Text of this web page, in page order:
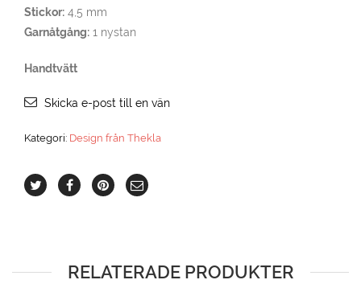
Stickor: 4,5 mm
Garnåtgång: 1 nystan
Handtvätt
Skicka e-post till en vän
Kategori: Design från Thekla
RELATERADE PRODUKTER